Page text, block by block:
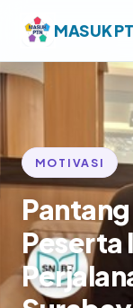
MASUK
MOTIVASI
Peserta